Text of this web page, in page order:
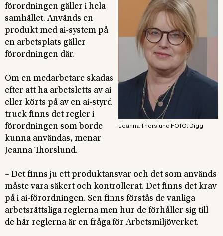
Jeanna Thorslund FOTO: Digg
förordningen gäller i hela
samhället. Används en
produkt med ai-system på
en arbetsplats gäller
förordningen där.
Om en medarbetare skadas
efter att ha arbetsletts av ai
eller körts på av en ai-styrd
truck finns det regler i
förordningen som borde
kunna användas, menar
Jeanna Thorslund.
– Det finns ju ett produktansvar och det som används
måste vara säkert och kontrollerat. Det finns det krav
på i ai-förordningen. Sen finns förstås de vanliga
arbetsrättsliga reglerna men hur de förhåller sig till
de här reglerna är en fråga för Arbetsmiljöverket.